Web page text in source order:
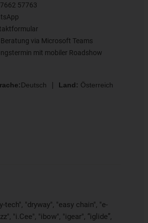
57763
Beratung via Microsoft Teams
mit mobiler Roadshow
Deutsch Land: Österreich
tech", "dryway", "easy chain", "e-
"i.Cee", "ibow", "igear", “iglide”,